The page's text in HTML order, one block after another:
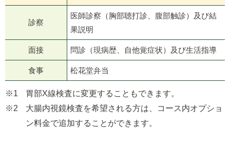
診察
医師診察（胸部聴打診、腹部触診）及び結
果説明
面接 問診（現病歴、自他覚症状）及び生活指導
食事 松花堂弁当
胃部X線検査に変更することもできます。
大腸内視鏡検査を希望される方は、コース内オプショ
ン料金で追加することができます。